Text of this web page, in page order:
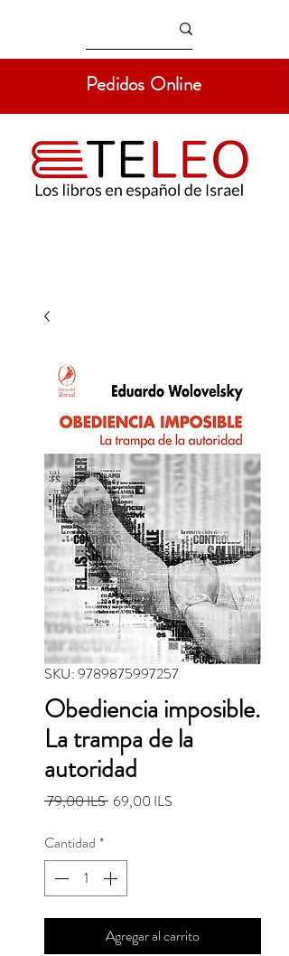
Pedidos Online
SKU: 9789875997257
Obediencia imposible.
La trampa de la
autoridad
79,00 ILS Precio
69,00 ILS
Cantidad *
Agregar al carrito